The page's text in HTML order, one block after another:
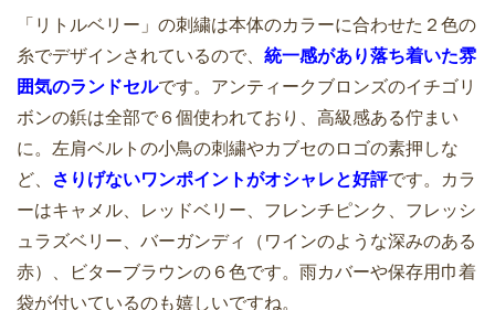
「リトルベリー」の刺繍は本体のカラーに合わせた２色の
糸でデザインされているので、 統一感があり落ち着いた雰
囲気のランドセルです。アンティークブロンズのイチゴリ
ボンの鋲は全部で６個使われており、高級感ある佇まい
に。左肩ベルトの小鳥の刺繍やカブセのロゴの素押しな
ど、
さりげないワンポイントがオシャレと好評です。カラ
ーはキャメル、レッドベリー、フレンチピンク、フレッシ
ュラズベリー、バーガンディ（ワインのような深みのある
赤）、ビターブラウンの６色です。雨カバーや保存用巾着
袋が付いているのも嬉しいですね。